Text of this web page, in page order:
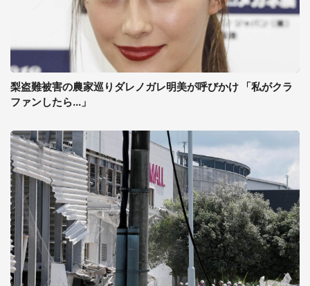
梨盗難被害の農家巡りダレノガレ明美が呼びかけ 「私がクラ
ファンしたら...」